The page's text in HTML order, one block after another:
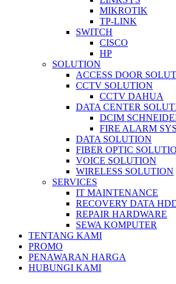
MIKROTIK
TP-LINK
SWITCH
CISCO
HP
SOLUTION
ACCESS DOOR
CCTV SOLUTION
CCTV DAHUA
DATA CENTER
DCIM
FIRE ALARM
DATA SOLUTION
FIBER OPTIC
VOICE SOLUTION
WIRELESS SOLUTION
SERVICES
IT MAINTENANCE
RECOVERY DATA
REPAIR HARDWARE
SEWA KOMPUTER
TENTANG KAMI
PROMO
PENAWARAN HARGA
HUBUNGI KAMI